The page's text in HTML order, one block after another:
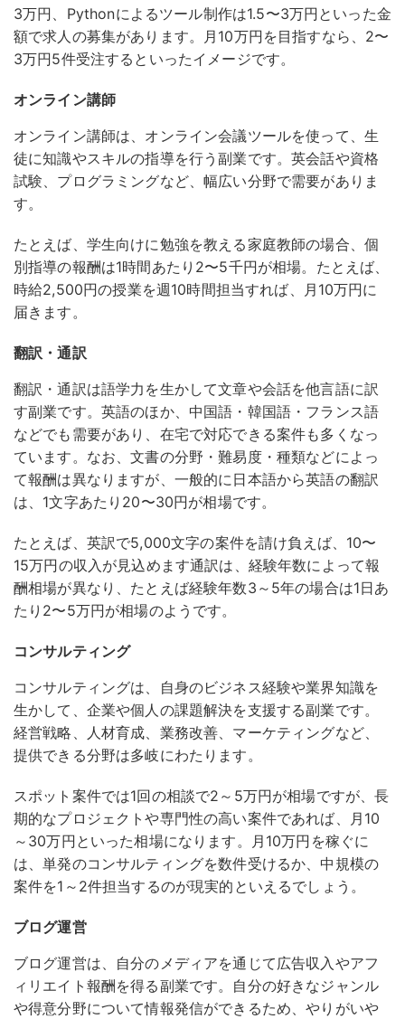
3万円、Pythonによるツール制作は1.5〜3万円といった金
額で求人の募集があります。月10万円を目指すなら、2〜
3万円5件受注するといったイメージです。
オンライン講師
オンライン講師は、オンライン会議ツールを使って、生
徒に知識やスキルの指導を行う副業です。英会話や資格
試験、プログラミングなど、幅広い分野で需要がありま
す。
たとえば、学生向けに勉強を教える家庭教師の場合、個
別指導の報酬は1時間あたり2〜5千円が相場。たとえば、
時給2,500円の授業を週10時間担当すれば、月10万円に
届きます。
翻訳・通訳
翻訳・通訳は語学力を生かして文章や会話を他言語に訳
す副業です。 英語のほか、中国語・韓国語・フランス語
などでも需要があり、在宅で対応できる案件も多くなっ
ています。なお、文書の分野・難易度・種類などによっ
て報酬は異なりますが、一般的に日本語から英語の翻訳
は、1文字あたり20〜30円が相場です。
たとえば、英訳で5,000文字の案件を請け負えば、10〜
15万円の収入が見込めます通訳は、経験年数によって報
酬相場が異なり、たとえば経験年数3～5年の場合は1日あ
たり2〜5万円が相場のようです。
コンサルティング
コンサルティングは、自身のビジネス経験や業界知識を
生かして、企業や個人の課題解決を支援する副業です。
経営戦略、人材育成、業務改善、マーケティングなど、
提供できる分野は多岐にわたります。
スポット案件では1回の相談で2～5万円が相場ですが、長
期的なプロジェクトや専門性の高い案件であれば、月10
～30万円といった相場になります。月10万円を稼ぐに
は、単発のコンサルティングを数件受けるか、中規模の
案件を1～2件担当するのが現実的といえるでしょう。
ブログ運営
ブログ運営は、自分のメディアを通じて広告収入やアフ
ィリエイト報酬を得る副業です。 自分の好きなジャンル
や得意分野について情報発信ができるため、やりがいや